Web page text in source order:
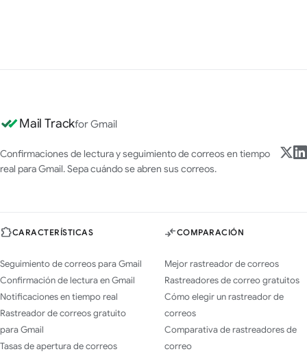
Mail Trackfor Gmail
Confirmaciones de lectura y seguimiento de correos en tiempo
real para Gmail. Sepa cuándo se abren sus correos.
CARACTERÍSTICAS
Seguimiento de correos para Gmail
Confirmación de lectura en Gmail
Notificaciones en tiempo real
Rastreador de correos gratuito
para Gmail
Tasas de apertura de correos
COMPARACIÓN
Mejor rastreador de correos
Rastreadores de correo gratuitos
Cómo elegir un rastreador de
correos
Comparativa de rastreadores de
correo